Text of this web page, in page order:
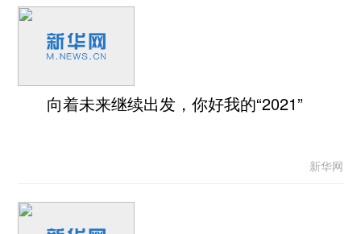
向着未来继续出发，你好我的“2021”
新华网